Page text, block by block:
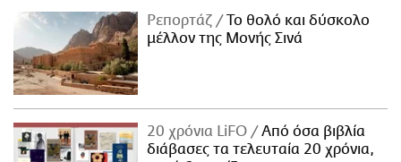
Ρεπορτάζ
Το θολό και δύσκολο
μέλλον της Μονής Σινά
20 χρόνια LiFO
Από όσα βιβλία
διάβασες τα τελευταία 20 χρόνια,